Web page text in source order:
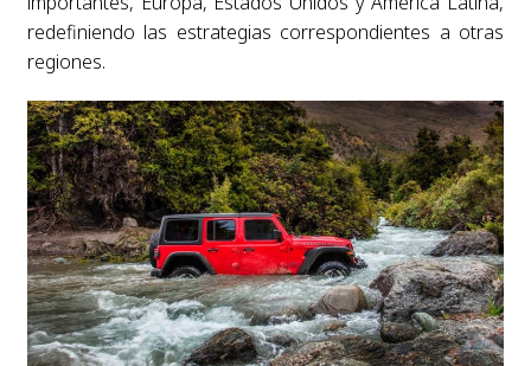
redefiniendo las estrategias correspondientes a otras
regiones.